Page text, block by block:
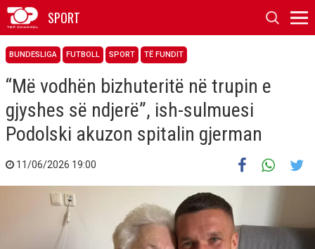
SPORT
BUNDESLIGA FUTBOLL SPORT TË FUNDIT
“Më vodhën bizhuteritë në trupin e
gjyshes së ndjerë”, ish-sulmuesi
Podolski akuzon spitalin gjerman
11/06/2026 19:00